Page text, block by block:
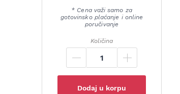
* Cena važi samo za
gotovinsko plaćanje i online
poručivanje
Količina
Dodaj u korpu